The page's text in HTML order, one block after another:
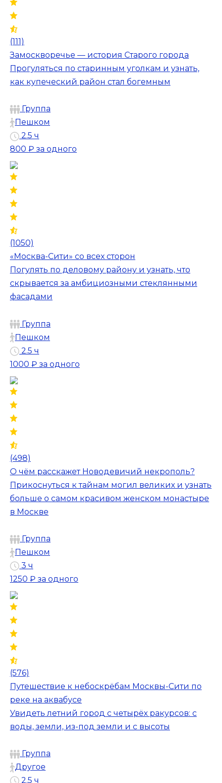
(111)
Замоскворечье — история Старого города
Прогуляться по старинным уголкам и узнать,
как купеческий район стал богемным
Группа
Пешком
2.5 ч
800 ₽ за одного
(1050)
«Москва-Сити» со всех сторон
Погулять по деловому району и узнать, что
скрывается за амбициозными стеклянными
фасадами
Группа
Пешком
2.5 ч
1000 ₽ за одного
(498)
О чём расскажет Новодевичий некрополь?
Прикоснуться к тайнам могил великих и узнать
больше о самом красивом женском монастыре
в Москве
Группа
Пешком
3 ч
1250 ₽ за одного
(576)
Путешествие к небоскрёбам Москвы-Сити по
реке на аквабусе
Увидеть летний город с четырёх ракурсов: с
воды, земли, из-под земли и с высоты
Группа
Другое
2.5 ч